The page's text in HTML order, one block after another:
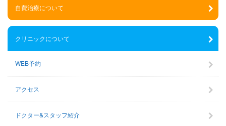
自費治療について
クリニックについて
WEB予約
アクセス
ドクター&スタッフ紹介